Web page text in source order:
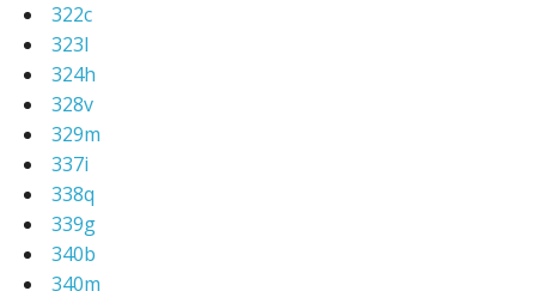
322c
323l
324h
328v
329m
337i
338q
339g
340b
340m